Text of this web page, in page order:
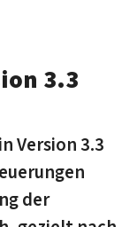
3.3
Version 3.3
der